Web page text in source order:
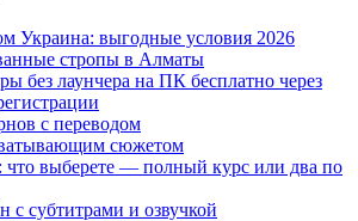
Украина: выгодные условия 2026
стропы в Алматы
без лаунчера на ПК бесплатно через
с переводом
сюжетом
что выберете — полный курс или два по
с субтитрами и озвучкой